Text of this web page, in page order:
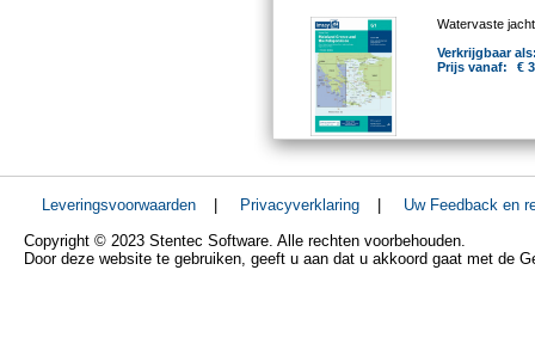
Watervaste
Verkrijgbaar
Prijs vanaf:
€
Leveringsvoorwaarden | Privacyverklaring |
Uw Feedback en
Copyright © 2023 Stentec Software. Alle rechten voorbehouden.
Door deze website te gebruiken, geeft u aan dat u akkoord gaat met de